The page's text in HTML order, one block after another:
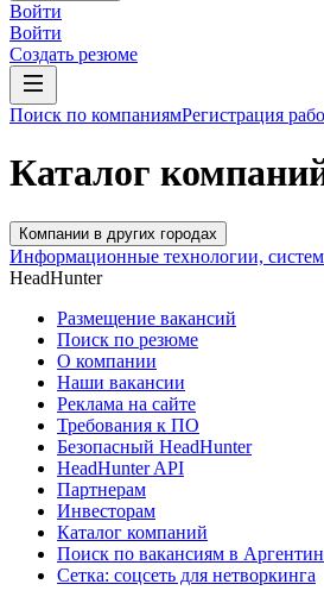
Войти
Войти
Создать резюме
Поиск по компаниямРегистрация
Каталог
Компании в других городах
Информационные технологии,
HeadHunter
Размещение вакансий
Поиск по резюме
О компании
Наши вакансии
Реклама на сайте
Требования к ПО
Безопасный HeadHunter
HeadHunter API
Партнерам
Инвесторам
Каталог компаний
Поиск по вакансиям в
Сетка: соцсеть для нетворкинга